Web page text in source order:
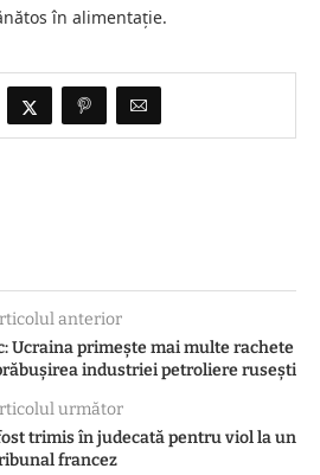
în alimentație.
anterior
Ucraina primește mai multe rachete
industriei petroliere rusești
următor
trimis în judecată pentru viol la un
francez